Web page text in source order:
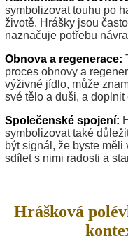
symbolizovat touhu po
životě. Hrášky jsou
naznačuje potřebu
Obnova a regenerace:
proces obnovy a
výživné jídlo, může
své tělo a duši, a
Společenské spojení:
symbolizovat také
být signál, že byste měli
sdílet s nimi radosti a
Hrášková